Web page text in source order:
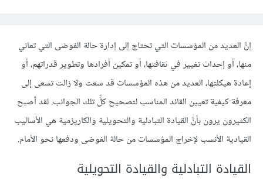
إنَّ العديد من المؤسسات التي تحتاج إلى إدارة حالة الفوضى التي تعاني
منها، أو إحداث تغيير في ثقافتها، أو تمكين أفرادها وتطوير قدراتهم، أو
إعادة هيكلتها، العديد من هذه المؤسسات قد سعت ولا زالت تسعى إلى
معرفة كيفية تعيين القائد المناسب لتصحيح كلِّ تلك الجوانب. لقد أصبح
الكثيرون يرون بأنَّ القيادة التبادلية والتحويلية والكاريزمية هي الأساليب
القيادية الأنسب لإخراج المؤسسات من حالة الفوضى ودفعها نحو الأمام.
القيادة التبادلية والقيادة التحويلية